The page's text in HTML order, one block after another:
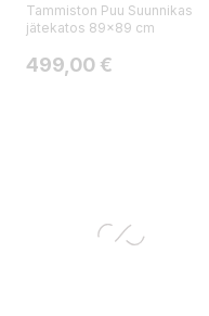
Tammiston Puu Suunnikas
jätekatos 89x89 cm
Hinta
499,00 €